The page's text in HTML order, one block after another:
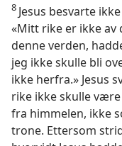
8 Jesus besvarte
«Mitt rike er ikke av
denne verden,
jeg ikke skulle bli
ikke herfra.» Jesus
rike ikke skulle
fra himmelen, ikke
trone. Ettersom